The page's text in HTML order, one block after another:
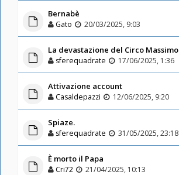
Bernabè
Gato 20/03/2025, 9:03
La devastazione del Circo Massimo
sferequadrate 17/06/2025, 1:36
Attivazione account
Casaldepazzi 12/06/2025, 9:20
Spiaze.
sferequadrate 31/05/2025, 23:18
È morto il Papa
Cri72 21/04/2025, 10:13